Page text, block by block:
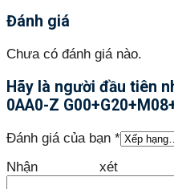
Đánh giá
Chưa có đánh giá nào.
Hãy là người đầu tiên
0AA0-Z
Đánh giá của bạn *
Nhận